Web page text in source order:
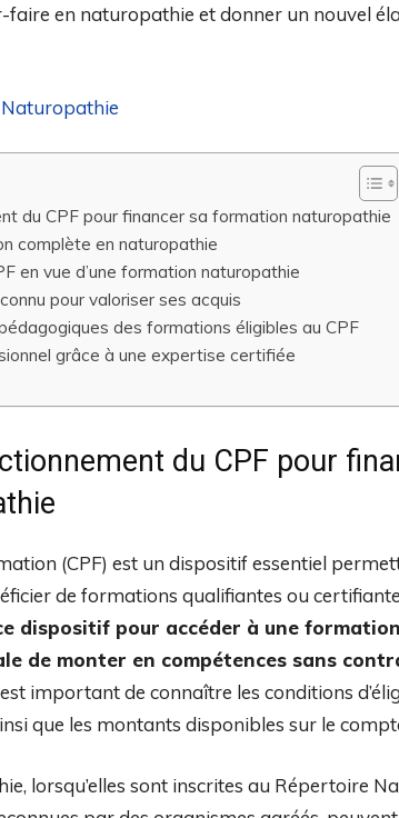
en naturopathie et donner un nouvel
Naturopathie
du CPF pour financer sa formation naturopathie
complète en naturopathie
en vue d’une formation naturopathie
pour valoriser ses acquis
des formations éligibles au CPF
grâce à une expertise certifiée
du CPF pour
(CPF) est un dispositif essentiel
de formations qualifiantes ou
dispositif pour accéder à une
de monter en compétences sans
important de connaître les conditions
que les montants disponibles sur le
lorsqu’elles sont inscrites au Répertoire